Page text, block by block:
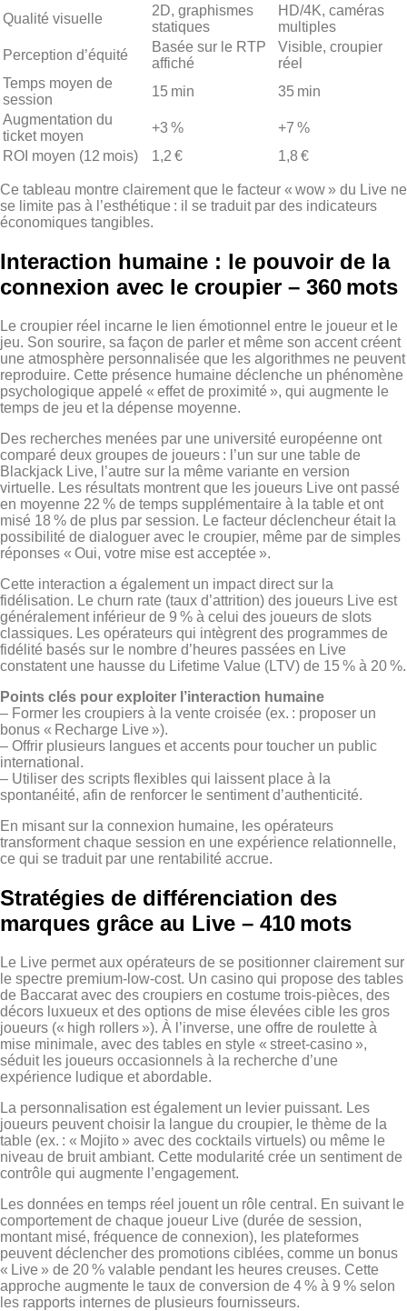
Qualité visuelle
2D, graphismes
statiques
HD/4K, caméras
multiples
Perception d’équité
Basée sur le RTP
affiché
Visible, croupier
réel
Temps moyen de
session
15 min
35 min
Augmentation du
ticket moyen
+3 %
+7 %
ROI moyen (12 mois)
1,2 € 1,8 €
Ce tableau montre clairement que le facteur « wow » du Live ne
se limite pas à l’esthétique : il se traduit par des indicateurs
économiques tangibles.
Interaction humaine : le pouvoir de la
connexion avec le croupier – 360 mots
Le croupier réel incarne le lien émotionnel entre le joueur et le
jeu. Son sourire, sa façon de parler et même son accent créent
une atmosphère personnalisée que les algorithmes ne peuvent
reproduire. Cette présence humaine déclenche un phénomène
psychologique appelé « effet de proximité », qui augmente le
temps de jeu et la dépense moyenne.
Des recherches menées par une université européenne ont
comparé deux groupes de joueurs : l’un sur une table de
Blackjack Live, l’autre sur la même variante en version
virtuelle. Les résultats montrent que les joueurs Live ont passé
en moyenne 22 % de temps supplémentaire à la table et ont
misé 18 % de plus par session. Le facteur déclencheur était la
possibilité de dialoguer avec le croupier, même par de simples
réponses « Oui, votre mise est acceptée ».
Cette interaction a également un impact direct sur la
fidélisation. Le churn rate (taux d’attrition) des joueurs Live est
généralement inférieur de 9 % à celui des joueurs de slots
classiques. Les opérateurs qui intègrent des programmes de
fidélité basés sur le nombre d’heures passées en Live
constatent une hausse du Lifetime Value (LTV) de 15 % à 20 %.
Points clés pour exploiter l’interaction humaine
– Former les croupiers à la vente croisée (ex. : proposer un
bonus « Recharge Live »).
– Offrir plusieurs langues et accents pour toucher un public
international.
– Utiliser des scripts flexibles qui laissent place à la
spontanéité, afin de renforcer le sentiment d’authenticité.
En misant sur la connexion humaine, les opérateurs
transforment chaque session en une expérience relationnelle,
ce qui se traduit par une rentabilité accrue.
Stratégies de différenciation des
marques grâce au Live – 410 mots
Le Live permet aux opérateurs de se positionner clairement sur
le spectre premium‑low‑cost. Un casino qui propose des tables
de Baccarat avec des croupiers en costume trois‑pièces, des
décors luxueux et des options de mise élevées cible les gros
joueurs (« high rollers »). À l’inverse, une offre de roulette à
mise minimale, avec des tables en style « street‑casino »,
séduit les joueurs occasionnels à la recherche d’une
expérience ludique et abordable.
La personnalisation est également un levier puissant. Les
joueurs peuvent choisir la langue du croupier, le thème de la
table (ex. : « Mojito » avec des cocktails virtuels) ou même le
niveau de bruit ambiant. Cette modularité crée un sentiment de
contrôle qui augmente l’engagement.
Les données en temps réel jouent un rôle central. En suivant le
comportement de chaque joueur Live (durée de session,
montant misé, fréquence de connexion), les plateformes
peuvent déclencher des promotions ciblées, comme un bonus
« Live » de 20 % valable pendant les heures creuses. Cette
approche augmente le taux de conversion de 4 % à 9 % selon
les rapports internes de plusieurs fournisseurs.